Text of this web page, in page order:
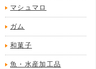
マシュマロ
ガム
和菓子
魚・水産加工品